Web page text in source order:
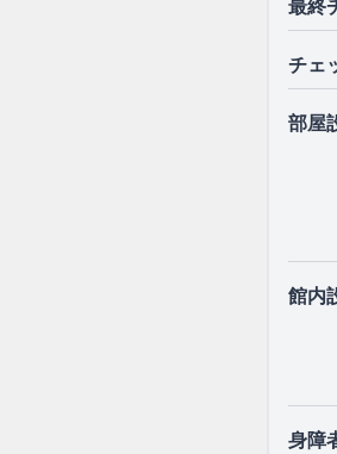
最終
チェ
部屋
館内
身障